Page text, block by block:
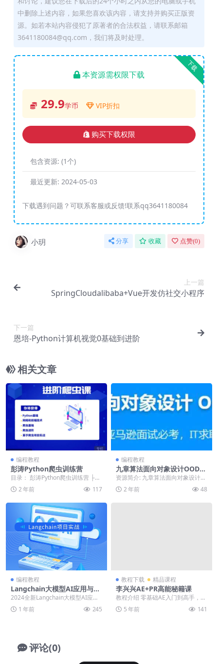
中删除上述内容，如果您喜欢该内容，请支持并购买正版资
源。如若本站内容侵犯了原著者的合法权益，请联系邮箱
3641180084@qq.com，我们将及时处理。
下载
本资源需权限下载
29.9学币 VIP折扣
购买下载权限
包含资源: (1个)
最近更新: 2024-05-03
下载遇到问题？可联系客服或反馈!联系qq3641180084
小玥 分享 收藏 点赞(0)
上一篇
SpringCloudalibaba+Vue开发仿社交小程序
下一篇
恩培-Python计算机视觉0基础到进阶
相关文章
编程教程
彭涛Python爬虫训练营
目录： 彭涛Python爬虫训练营 ├─
─001.「直播」 加餐37-无头浏览
器...2 年前 117
编程教程
九章算法面向对象设计OOD|2
021【完结】
资源简介: 九章算法面向对象设计O
OD课程分享，课程为应届生及亚马
逊面试必考内容...
2 年前 48
编程教程
Langchain大模型AI应用与多
智能体实战开发2024
2024全新Langchain大模型AI应用
与多智能体实战开发/ ├──Lang...
1 年前 245
教程下载 精品课程
李兴兴AE+PR高能秘籍课
教程介绍 零基础AE入门到高手，中
文版软件讲解，全实战案例教学，
精挑细选的趣味案...
5 年前 141
评论(0)